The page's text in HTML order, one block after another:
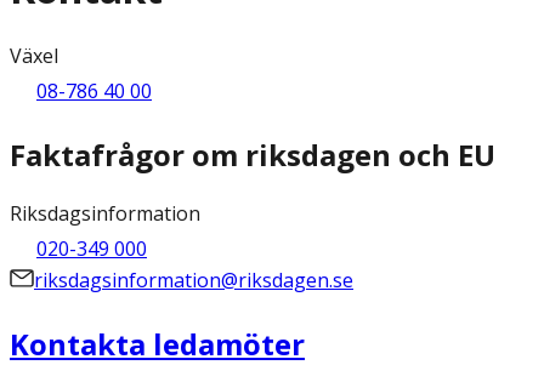
Växel
08-786 40 00
Faktafrågor om riksdagen och EU
Riksdagsinformation
020-349 000
riksdagsinformation@riksdagen.se
Kontakta ledamöter